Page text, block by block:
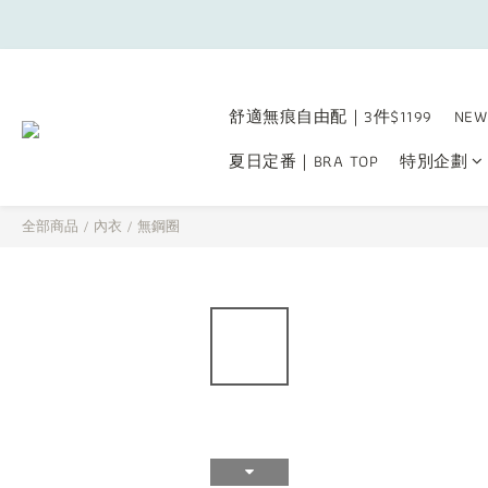
舒適無痕自由配｜3件$1199
夏日定番｜BRA TOP
特別企劃
全部商品 / 內衣 / 無鋼圈